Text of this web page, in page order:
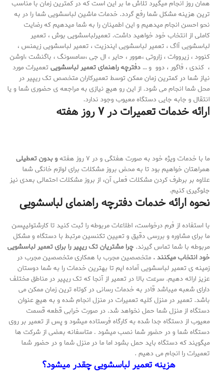
همان روز انجام میگیرد تلاش ما بر این است که در کمترین زمان با مناسب
ترین هزینه مشکل شما رفع گردد. خدمات ماشین لباسشویی شما را در به
نحو احسن انجام میدهیم و این اطمینان را به شما میدهیم که رضایت
کاملی از انتخاب خود خواهید داشت. تعمیرلباسشویی بوش ، تعمیر
لباسشویی آاگ ، تعمیر لباسشویی ایندزیت ، تعمیر لباسشویی زیمنس ،
کنوود ، زیرووات ، زاروتی ،هوور ، حایر ، ال جی ،سامسونگ ، باگنشت ،اوشن
، کندی ، فاگور ، دوو و … دفترچه راهنمای تعمیر لباسشویی تعمیرات مورد
نیاز شما در کمترین زمان ممکن توسط تعمیرکاران متخصص تک ریپیر در
محل شما انجام می شود. از این رو هیچ نیازی به مراجعه ی حضوری شما و یا
انتقال و جابه جایی دستگاه معیوب وجود ندارد.
ارائه خدمات تعمیرات در ۷ روز هفته
ما با خدمات ویژه خود به صورت هفتگی و در ۷ روز هفته
و بدون تعطیلی
همراهتان خواهیم بود تا به محض بروز مشکلات برای لوازم خانگی شما
علاوه بر برطرف کردن مشکلات فعلی آن، از بروز مشکلات احتمالی بعدی نیز
جلوگیری کنیم.
نحوه ارائه خدمات دفترچه راهنمای لباسشویی
با استفاده از فرم درخواست، اطلاعات مربوطه را ثبت کنید تا کارشتولیپسن
ما برای مشاوره و بررسی دقیق و تعیین تکنسین مرتبط با دستگاه و مشکل
مربوطه با شما تماس گیرند. چرا مشتریان تک ریپیر را برای تعمیر لباسشویی
خود انتخاب میکنند . متخصصین مجرب با همکاری متخصصین مجرب در
زمینه ی تعمیر لباسشویی آماده ایم تا بهترین خدمات را به شما دوستان
عزیز ارائه دهیم. سرعت بالا در تعمیر از آنجا که تک ریپیر در مناطق مختلف
دارای شعبه میباشد قادر به خدمات رسانی در کوتاه ترین زمان ممکن می
باشد. تعمیر در منزل کلیه تعمیرات در منزل انجام شده و به هیچ عنوان
دستگاه از منزل شما حمل نخواهد شد. در صورت خرابی قطعه قسمت
معیوب از دستگاه جدا شده به کارگاه فرستاده میشود و پس از تعمیر بر روی
دستگاه شما و در حضور شما نصب میشود . متاسفانه بعضی از شرکت ها
میگویند که دستگاه باید حمل بشود اما ما در منزل شما و در حضور شما
تعمیرات را انجام می دهیم .
هزینه تعمیر لباسشویی چقدر میشود؟